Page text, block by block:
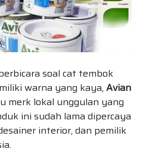
soal cat tembok
warna yang kaya, Avian
merk lokal unggulan yang
ini sudah lama dipercaya
interior, dan pemilik